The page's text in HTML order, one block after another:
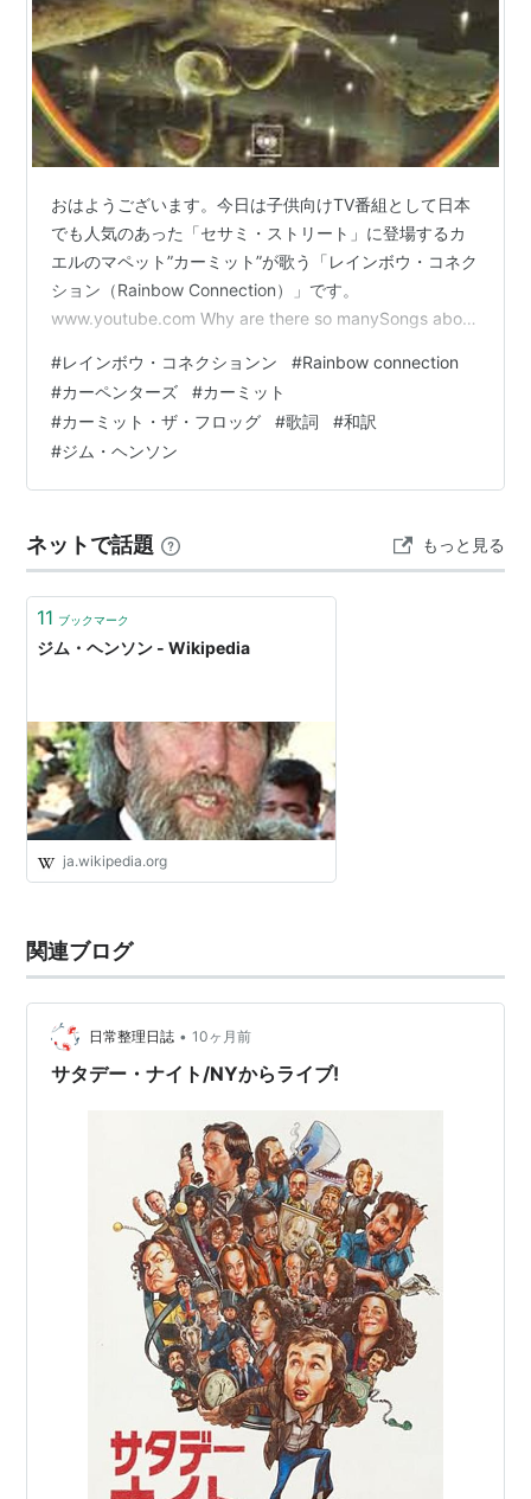
おはようございます。今日は子供向けTV番組として日本
でも人気のあった「セサミ・ストリート」に登場するカ
エルのマペット”カーミット”が歌う「レインボウ・コネク
ション（Rainbow Connection）」です。
www.youtube.com Why are there so manySongs about
visionsBut only illusionsAnd rainbows have nothing to
hide So we've been told, and some choose …
#レインボウ・コネクションン #Rainbow connection
#カーペンターズ #カーミット
#カーミット・ザ・フロッグ #歌詞 #和訳
#ジム・ヘンソン
ネットで話題 もっと見る
11 ブックマーク
ジム・ヘンソン - Wikipedia
ja.wikipedia.org
関連ブログ
日常整理日誌 • 10ヶ月前
サタデー・ナイト/NYからライブ!